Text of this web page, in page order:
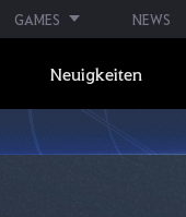
GAMES NEWS
Neuigkeiten